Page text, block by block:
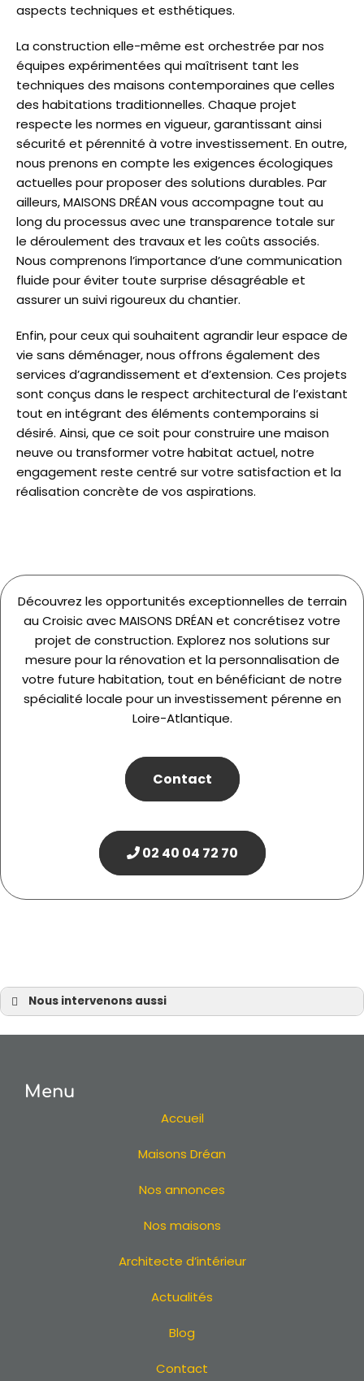
aspects techniques et esthétiques.
La construction elle-même est orchestrée par nos
équipes expérimentées qui maîtrisent tant les
techniques des maisons contemporaines que celles
des habitations traditionnelles. Chaque projet
respecte les normes en vigueur, garantissant ainsi
sécurité et pérennité à votre investissement. En outre,
nous prenons en compte les exigences écologiques
actuelles pour proposer des solutions durables. Par
ailleurs, MAISONS DRÉAN vous accompagne tout au
long du processus avec une transparence totale sur
le déroulement des travaux et les coûts associés.
Nous comprenons l’importance d’une communication
fluide pour éviter toute surprise désagréable et
assurer un suivi rigoureux du chantier.
Enfin, pour ceux qui souhaitent agrandir leur espace de
vie sans déménager, nous offrons également des
services d’agrandissement et d’extension. Ces projets
sont conçus dans le respect architectural de l’existant
tout en intégrant des éléments contemporains si
désiré. Ainsi, que ce soit pour construire une maison
neuve ou transformer votre habitat actuel, notre
engagement reste centré sur votre satisfaction et la
réalisation concrète de vos aspirations.
Découvrez les opportunités exceptionnelles de terrain
au Croisic avec MAISONS DRÉAN et concrétisez votre
projet de construction. Explorez nos solutions sur
mesure pour la rénovation et la personnalisation de
votre future habitation, tout en bénéficiant de notre
spécialité locale pour un investissement pérenne en
Loire-Atlantique.
Contact
02 40 04 72 70
Nous intervenons aussi
Terrain à Sautron
Terrain à Batz-sur-Mer
Terrain à Pornichet
Terrain à Saint-Michel-Chef-Chef
Terrain à La Bernerie-en-Retz
Menu
Accueil
Maisons Dréan
Nos annonces
Nos maisons
Architecte d’intérieur
Actualités
Blog
Contact